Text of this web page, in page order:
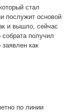
стал
послужит основой
и вышло, сейчас
собрата получил
как
по линии